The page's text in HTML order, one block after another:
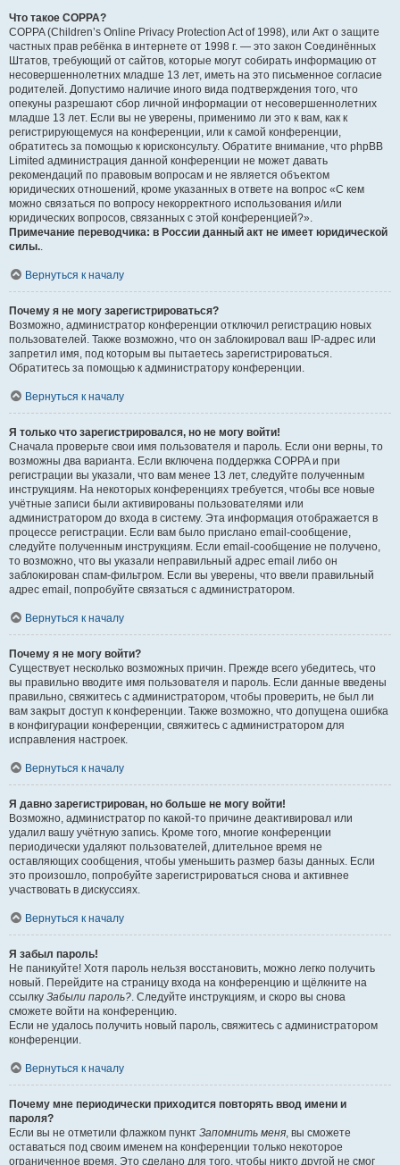
Что такое COPPA?
COPPA (Children’s Online Privacy Protection Act of 1998), или Акт о защите
частных прав ребёнка в интернете от 1998 г. — это закон Соединённых
Штатов, требующий от сайтов, которые могут собирать информацию от
несовершеннолетних младше 13 лет, иметь на это письменное согласие
родителей. Допустимо наличие иного вида подтверждения того, что
опекуны разрешают сбор личной информации от несовершеннолетних
младше 13 лет. Если вы не уверены, применимо ли это к вам, как к
регистрирующемуся на конференции, или к самой конференции,
обратитесь за помощью к юрисконсульту. Обратите внимание, что phpBB
Limited администрация данной конференции не может давать
рекомендаций по правовым вопросам и не является объектом
юридических отношений, кроме указанных в ответе на вопрос «С кем
можно связаться по вопросу некорректного использования и/или
юридических вопросов, связанных с этой конференцией?».
Примечание переводчика: в России данный акт не имеет юридической
силы..
Вернуться к началу
Почему я не могу зарегистрироваться?
Возможно, администратор конференции отключил регистрацию новых
пользователей. Также возможно, что он заблокировал ваш IP-адрес или
запретил имя, под которым вы пытаетесь зарегистрироваться.
Обратитесь за помощью к администратору конференции.
Вернуться к началу
Я только что зарегистрировался, но не могу войти!
Сначала проверьте свои имя пользователя и пароль. Если они верны, то
возможны два варианта. Если включена поддержка COPPA и при
регистрации вы указали, что вам менее 13 лет, следуйте полученным
инструкциям. На некоторых конференциях требуется, чтобы все новые
учётные записи были активированы пользователями или
администратором до входа в систему. Эта информация отображается в
процессе регистрации. Если вам было прислано email-сообщение,
следуйте полученным инструкциям. Если email-сообщение не получено,
то возможно, что вы указали неправильный адрес email либо он
заблокирован спам-фильтром. Если вы уверены, что ввели правильный
адрес email, попробуйте связаться с администратором.
Вернуться к началу
Почему я не могу войти?
Существует несколько возможных причин. Прежде всего убедитесь, что
вы правильно вводите имя пользователя и пароль. Если данные введены
правильно, свяжитесь с администратором, чтобы проверить, не был ли
вам закрыт доступ к конференции. Также возможно, что допущена ошибка
в конфигурации конференции, свяжитесь с администратором для
исправления настроек.
Вернуться к началу
Я давно зарегистрирован, но больше не могу войти!
Возможно, администратор по какой-то причине деактивировал или
удалил вашу учётную запись. Кроме того, многие конференции
периодически удаляют пользователей, длительное время не
оставляющих сообщения, чтобы уменьшить размер базы данных. Если
это произошло, попробуйте зарегистрироваться снова и активнее
участвовать в дискуссиях.
Вернуться к началу
Я забыл пароль!
Не паникуйте! Хотя пароль нельзя восстановить, можно легко получить
новый. Перейдите на страницу входа на конференцию и щёлкните на
ссылку Забыли пароль?. Следуйте инструкциям, и скоро вы снова
сможете войти на конференцию.
Если не удалось получить новый пароль, свяжитесь с администратором
конференции.
Вернуться к началу
Почему мне периодически приходится повторять ввод имени и
пароля?
Если вы не отметили флажком пункт Запомнить меня, вы сможете
оставаться под своим именем на конференции только некоторое
ограниченное время. Это сделано для того, чтобы никто другой не смог